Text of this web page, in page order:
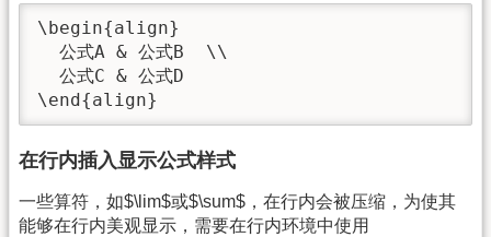
\begin{align}
  公式A & 公式B  \\
  公式C & 公式D
\end{align}
在行内插入显示公式样式
一些算符，如$\lim$或$\sum$，在行内会被压缩，为使其
能够在行内美观显示，需要在行内环境中使用